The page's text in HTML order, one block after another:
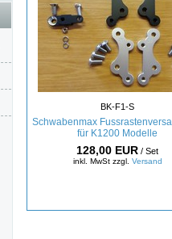
BK-F1-S
Schwabenmax
für K1200 Modelle
128,00 EUR / Set
inkl. MwSt zzgl. Versand